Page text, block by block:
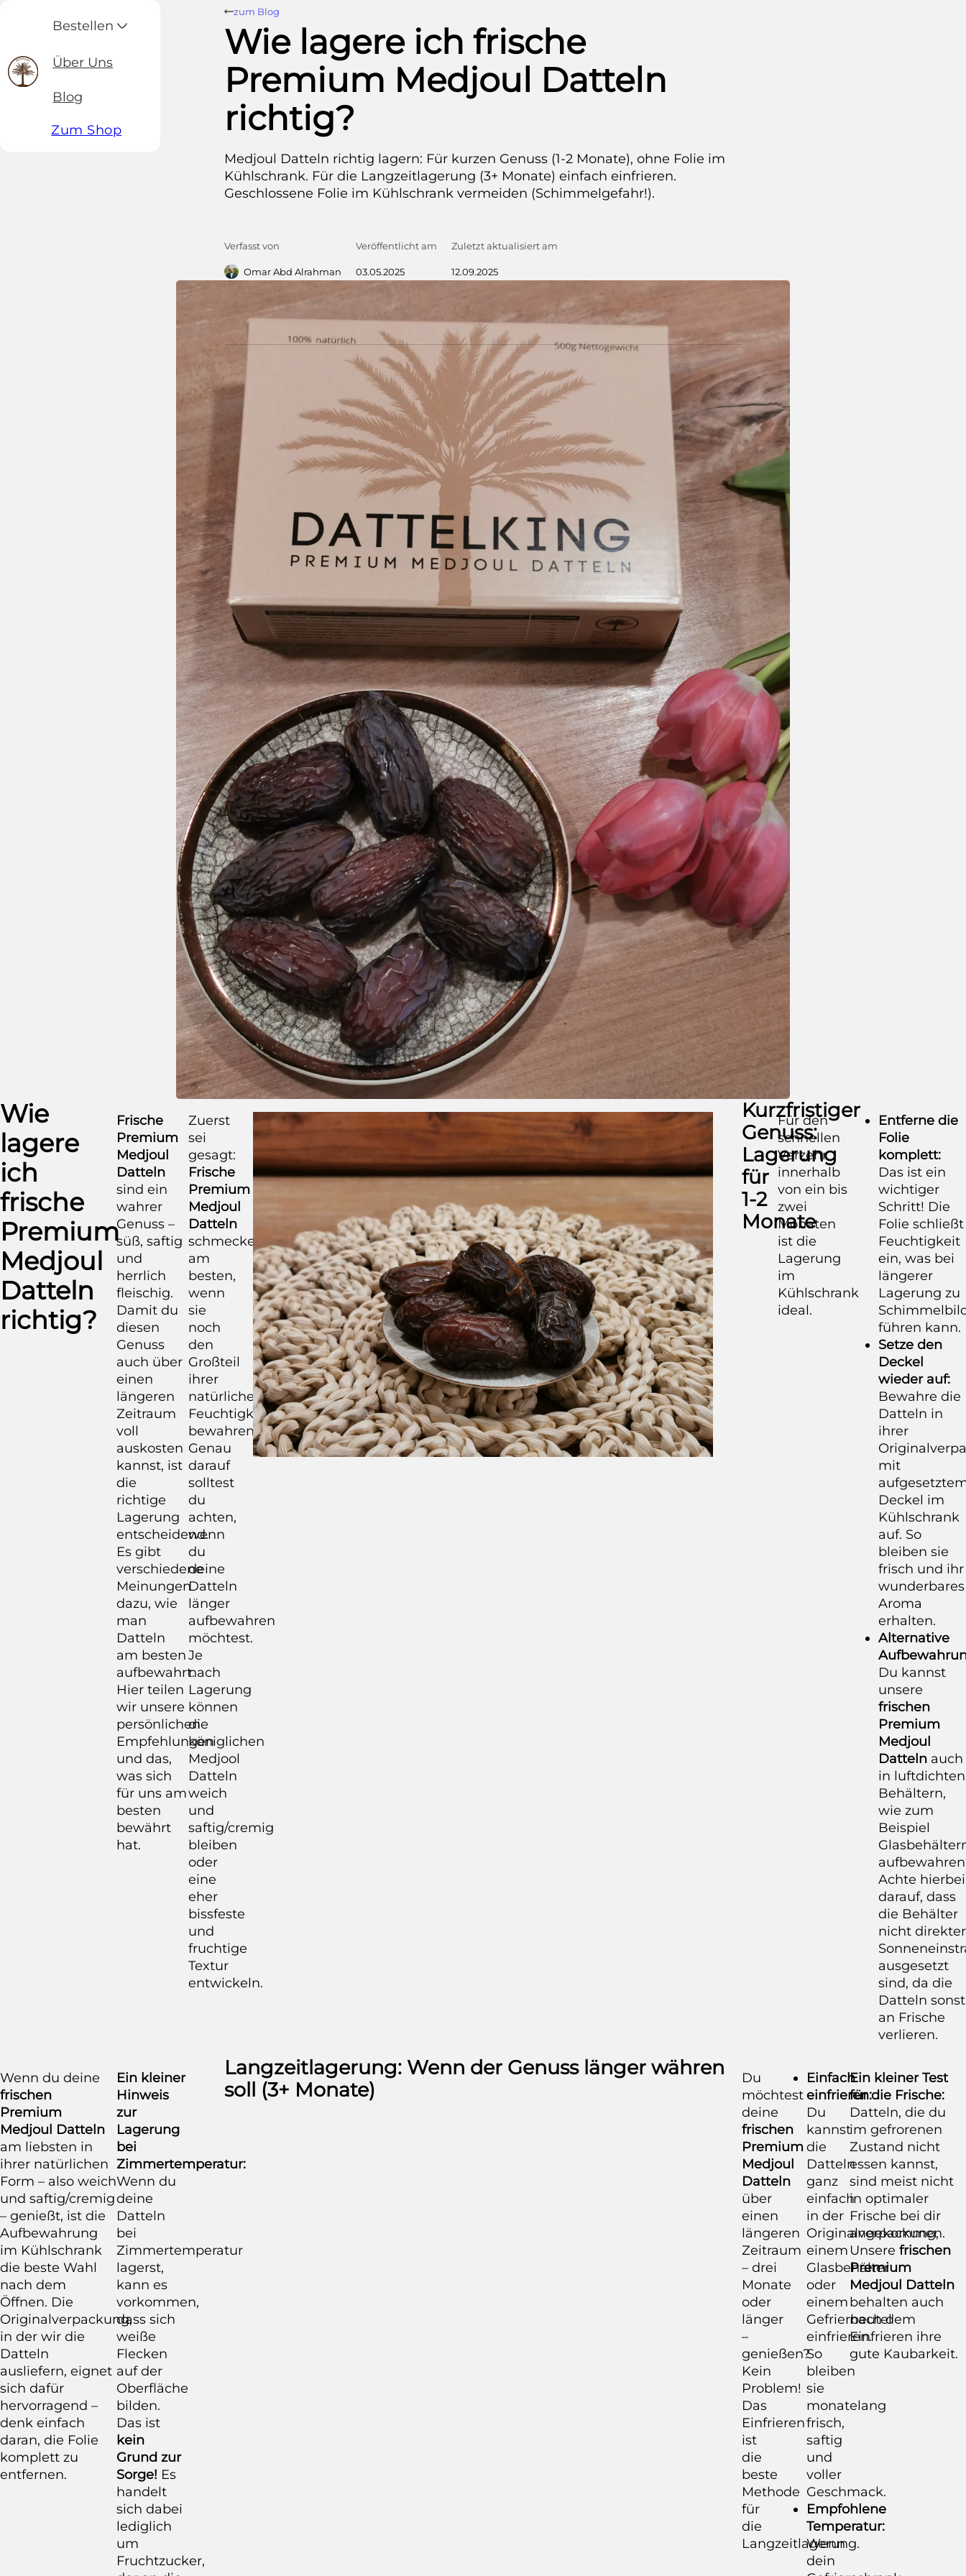
Bestellen
Über Uns
Blog
Zum Shop
Wie lagere ich frische
Premium Medjoul Datteln
richtig?
Medjoul Datteln richtig lagern: Für kurzen Genuss (1-2 Monate), ohne Folie im
Kühlschrank. Für die Langzeitlagerung (3+ Monate) einfach einfrieren.
Geschlossene Folie im Kühlschrank vermeiden (Schimmelgefahr!).
Verfasst von
Omar Abd Alrahman
Veröffentlicht am
03.05.2025
Zuletzt aktualisiert am
12.09.2025
zum Blog
Wie
lagere
ich
frische
Premium
Medjoul
Datteln
richtig?
Frische
Premium
Medjoul
Datteln
sind ein
wahrer
Genuss –
süß, saftig
und
herrlich
fleischig.
Damit du
diesen
Genuss
auch über
einen
längeren
Zeitraum
voll
auskosten
kannst, ist
die
richtige
Lagerung
entscheidend.
Es gibt
verschiedene
Meinungen
dazu, wie
man
Datteln
am besten
aufbewahrt.
Hier teilen
wir unsere
persönlichen
Empfehlungen
und das,
was sich
für uns am
besten
bewährt
hat.
Zuerst
sei
gesagt:
Frische
Premium
Medjoul
Datteln
schmecken
am
besten,
wenn
sie
noch
den
Großteil
ihrer
natürlichen
Feuchtigkeit
bewahren.
Genau
darauf
solltest
du
achten,
wenn
du
deine
Datteln
länger
aufbewahren
möchtest.
Je
nach
Lagerung
können
die
königlichen
Medjool
Datteln
weich
und
saftig/cremig
bleiben
oder
eine
eher
bissfeste
und
fruchtige
Textur
entwickeln.
Kurzfristiger
Genuss:
Lagerung
für
1-2
Monate
Für den
schnellen
Verzehr
innerhalb
von ein bis
zwei
Monaten
ist die
Lagerung
im
Kühlschrank
ideal.
Entferne die
Folie
komplett:
Das ist ein
wichtiger
Schritt! Die
Folie schließt
Feuchtigkeit
ein, was bei
längerer
Lagerung zu
führen kann.
Setze den
Deckel
wieder auf:
Bewahre die
Datteln in
ihrer
mit
Deckel im
Kühlschrank
auf. So
bleiben sie
frisch und ihr
wunderbares
Aroma
erhalten.
Alternative
Du kannst
unsere
frischen
Premium
Medjoul
Datteln auch
in luftdichten
Behältern,
wie zum
Beispiel
Achte hierbei
darauf, dass
die Behälter
nicht direkter
ausgesetzt
sind, da die
Datteln sonst
an Frische
verlieren.
Wenn du deine
frischen
Premium
Medjoul Datteln
am liebsten in
ihrer natürlichen
Form – also weich
und saftig/cremig
– genießt, ist die
Aufbewahrung
im Kühlschrank
die beste Wahl
nach dem
Öffnen. Die
Originalverpackung,
in der wir die
Datteln
ausliefern, eignet
sich dafür
hervorragend –
denk einfach
daran, die Folie
komplett zu
entfernen.
Ein kleiner
Hinweis
zur
Lagerung
bei
Zimmertemperatur:
Wenn du
deine
Datteln
bei
Zimmertemperatur
lagerst,
kann es
vorkommen,
dass sich
weiße
Flecken
auf der
Oberfläche
bilden.
Das ist
kein
Grund zur
Sorge! Es
handelt
sich dabei
lediglich
um
Fruchtzucker,
Langzeitlagerung: Wenn der Genuss länger währen
soll (3+ Monate)
Du
möchtest
deine
frischen
Premium
Medjoul
Datteln
über
einen
längeren
Zeitraum
– drei
Monate
oder
länger
–
genießen?
Kein
Problem!
Das
Einfrieren
ist
die
beste
Methode
für
die
Langzeitlagerung.
Einfach
einfrieren:
Du
kannst
die
Datteln
ganz
einfach
in der
Originalverpackung,
einem
Glasbehälter
oder
einem
Gefrierbeutel
einfrieren.
So
bleiben
sie
monatelang
frisch,
saftig
und
voller
Geschmack.
Empfohlene
Temperatur:
Wenn
dein
Ein kleiner Test
für die Frische:
Datteln, die du
im gefrorenen
Zustand nicht
essen kannst,
sind meist nicht
in optimaler
Frische bei dir
angekommen.
Unsere frischen
Premium
Medjoul Datteln
behalten auch
nach dem
Einfrieren ihre
gute Kaubarkeit.